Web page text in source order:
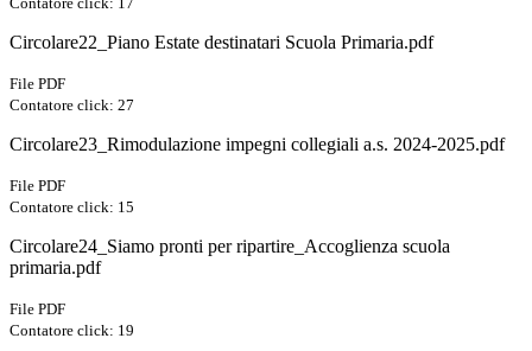
Circolare22_Piano Estate destinatari Scuola Primaria.pdf
File PDF
Contatore click: 27
Circolare23_Rimodulazione impegni collegiali a.s. 2024-2025.pdf
File PDF
Contatore click: 15
Circolare24_Siamo pronti per ripartire_Accoglienza scuola
primaria.pdf
File PDF
Contatore click: 19